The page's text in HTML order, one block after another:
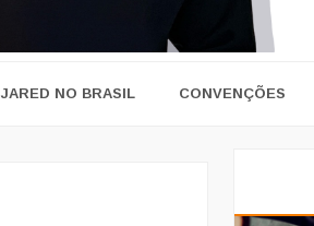
JARED NO BRASIL CONVENÇÕES